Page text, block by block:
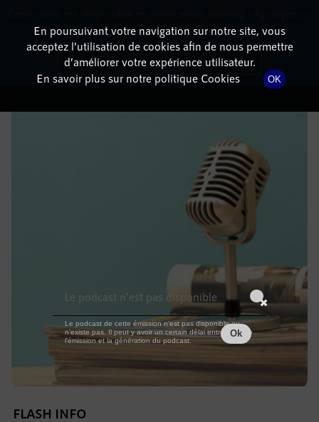
DÉTAILS DE L'ÉPISODE
30 mars 2023à 7h59 , durée : Invalid date
FLASH INFO
En poursuivant votre navigation sur notre site, vous
acceptez l’utilisation de cookies afin de nous permettre
d’améliorer votre expérience utilisateur.
En savoir plus sur notre politique Cookies
OK
dessous pour l'installer.
Non merci Télécharger l'application
Le podcast n'est pas disponible
Le podcast de cette émission n'est pas disponible ou
n'existe pas. Il peut y avoir un certain délai entre la fin de
l'émission et la génération du podcast.
Ok